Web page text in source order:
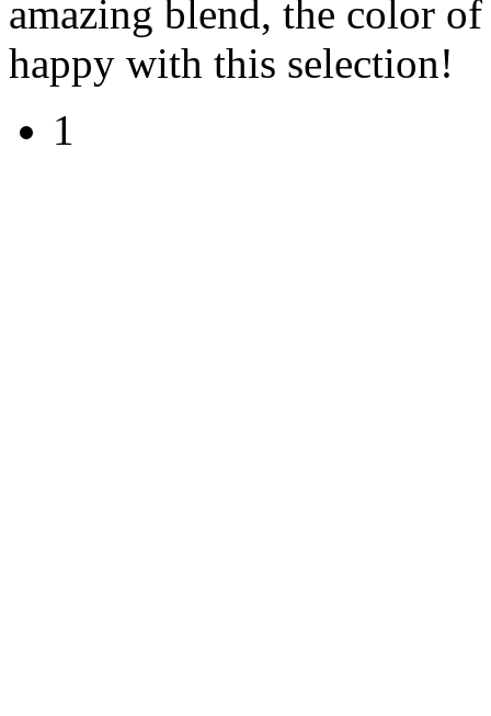
amazing blend, the color
happy with this selection!
1